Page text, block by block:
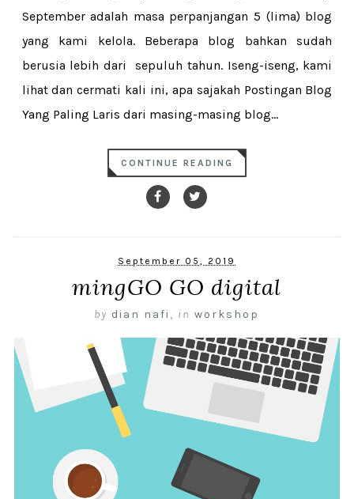
September adalah masa perpanjangan 5 (lima) blog
yang kami kelola. Beberapa blog bahkan sudah
berusia lebih dari sepuluh tahun. Iseng-iseng, kami
lihat dan cermati kali ini, apa sajakah Postingan Blog
Yang Paling Laris dari masing-masing blog...
CONTINUE READING
September 05, 2019
mingGO GO digital
by dian nafi , in workshop